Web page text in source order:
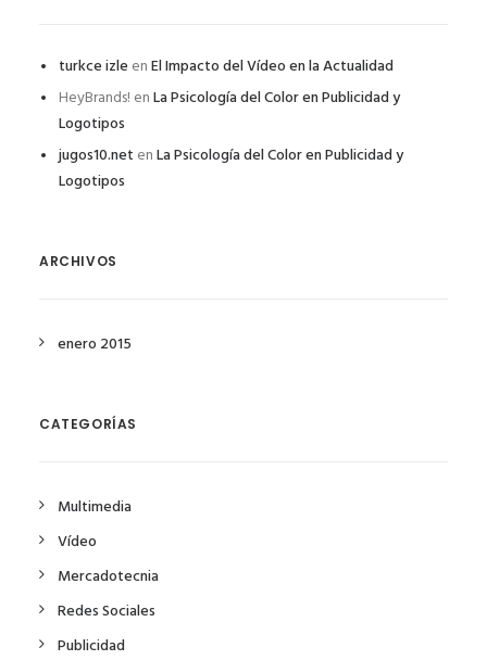
turkce izle enEl Impacto del Vídeo en la Actualidad
HeyBrands! enLa Psicología del Color en Publicidad y
Logotipos
jugos10.net enLa Psicología del Color en Publicidad y
Logotipos
ARCHIVOS
enero 2015
CATEGORÍAS
Multimedia
Vídeo
Mercadotecnia
Redes Sociales
Publicidad